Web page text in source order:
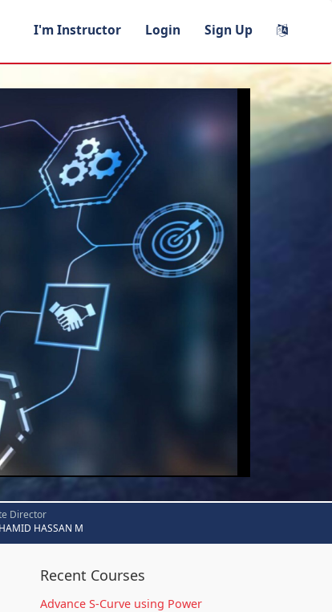
I'm Instructor Login Sign Up
Director
HASSAN M
Recent Courses
Advance S-Curve using Power